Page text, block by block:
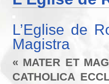
L’Eglise de
Magistra
« MATER ET
CATHOLICA